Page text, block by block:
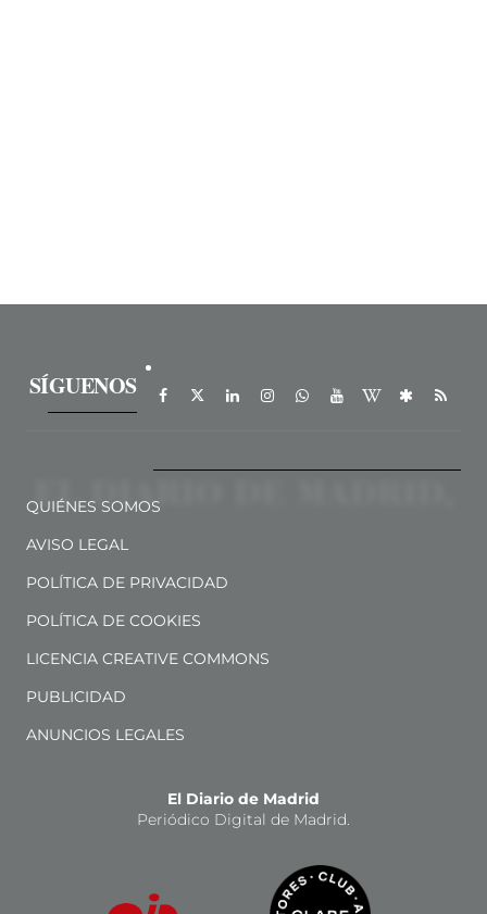
SÍGUENOS
QUIÉNES SOMOS
AVISO LEGAL
POLÍTICA DE PRIVACIDAD
POLÍTICA DE COOKIES
LICENCIA CREATIVE COMMONS
PUBLICIDAD
ANUNCIOS LEGALES
El Diario de Madrid
Periódico Digital de Madrid.